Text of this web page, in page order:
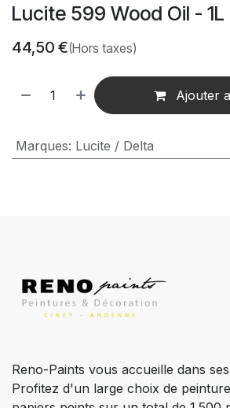
Lucite 599 Wood Oil - 1L
44,50 €(Hors taxes)
Ajouter
Marques: Lucite / Delta
Reno-Paints vous accueille dans
Profitez d'un large choix de